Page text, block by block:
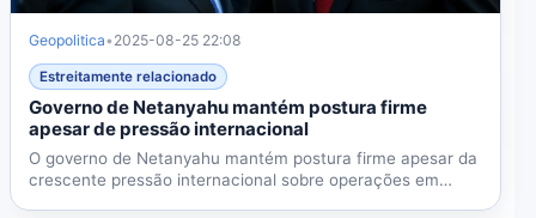
Geopolitica• 2025-08-25 22:08
Estreitamente relacionado
Governo de Netanyahu mantém postura firme
apesar de pressão internacional
O governo de Netanyahu mantém postura firme apesar da
crescente pressão internacional sobre operações em